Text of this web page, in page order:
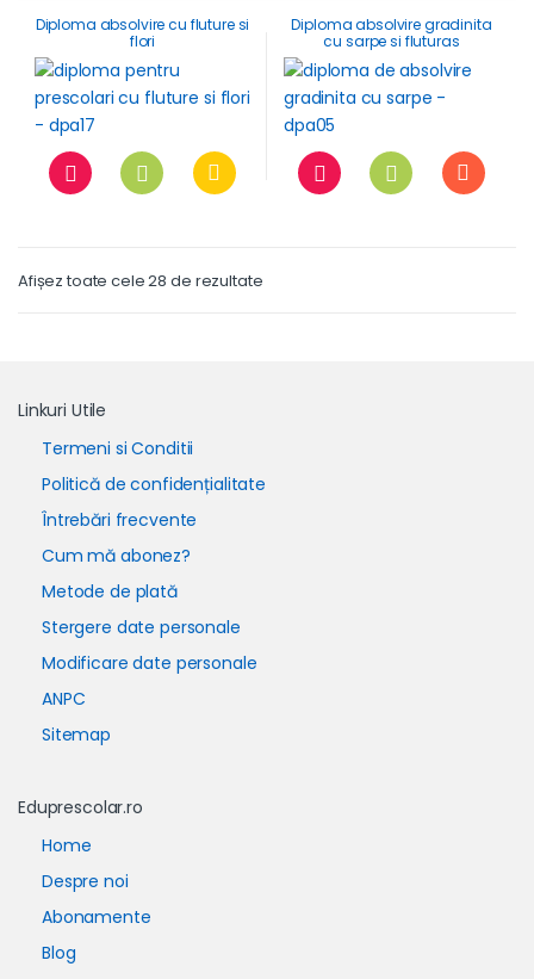
Diploma absolvire cu fluture si
flori
Diploma absolvire gradinita
cu sarpe si fluturas
Afișez toate cele 28 de rezultate
Linkuri Utile
Termeni si Conditii
Politică de confidențialitate
Întrebări frecvente
Cum mă abonez?
Metode de plată
Stergere date personale
Modificare date personale
ANPC
Sitemap
Eduprescolar.ro
Home
Despre noi
Abonamente
Blog